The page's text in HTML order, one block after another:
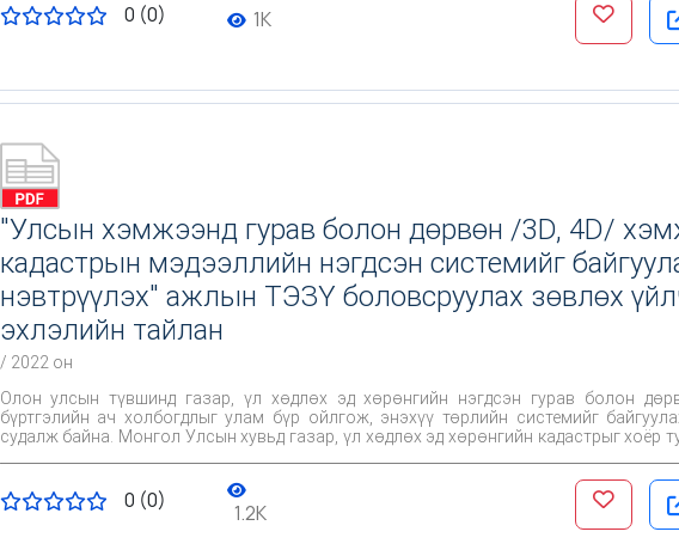
0 (0) 1K
"Улсын хэмжээнд гурав болон дөрвөн /3D, 4D/
кадастрын мэдээллийн нэгдсэн системийг
нэвтрүүлэх" ажлын ТЭЗҮ боловсруулах зөвлөх
эхлэлийн тайлан
/ 2022 он
Олон улсын түвшинд газар, үл хөдлөх эд хөрөнгийн нэгдсэн гурав болон
бүртгэлийн ач холбогдлыг улам бүр ойлгож, энэхүү төрлийн системийг
судалж байна. Монгол Улсын хувьд газар, үл хөдлөх эд хөрөнгийн кадастрыг хоёр
0 (0) 1.2K